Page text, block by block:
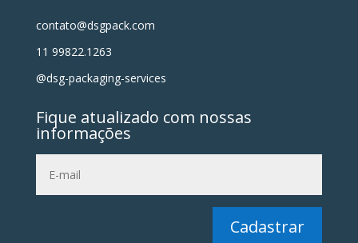
contato@dsgpack.com
11 99822.1263
@dsg-packaging-services
Fique atualizado com nossas
informações
Cadastrar